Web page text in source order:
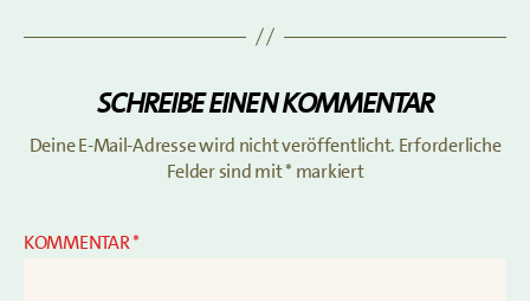
Schreibe einen Kommentar
Deine E-Mail-Adresse wird nicht veröffentlicht. Erforderliche
Felder sind mit* markiert
KOMMENTAR*